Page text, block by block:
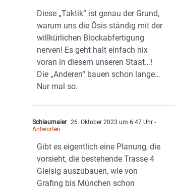
Diese „Taktik“ ist genau der Grund,
warum uns die Ösis ständig mit der
willkürlichen Blockabfertigung
nerven! Es geht halt einfach nix
voran in diesem unseren Staat…!
Die „Anderen“ bauen schon lange…
Nur mal so.
Schlaumaier 26. Oktober 2023 um 6:47 Uhr -
Antworten
Gibt es eigentlich eine Planung, die
vorsieht, die bestehende Trasse 4
Gleisig auszubauen, wie von
Grafing bis München schon